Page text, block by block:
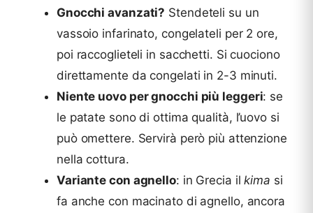
Gnocchi avanzati? Stendeteli su un
vassoio infarinato, congelateli per 2 ore,
poi raccoglieteli in sacchetti. Si cuociono
direttamente da congelati in 2-3 minuti.
Niente uovo per gnocchi più leggeri: se
le patate sono di ottima qualità, l’uovo si
può omettere. Servirà però più attenzione
nella cottura.
Variante con agnello: in Grecia ilkima si
fa anche con macinato di agnello, ancora